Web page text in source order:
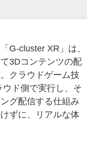
G-cluster XR」は、
3Dコンテンツの配
クラウドゲーム技
ド側で実行し、そ
グ配信する仕組み
ずに、リアルな体